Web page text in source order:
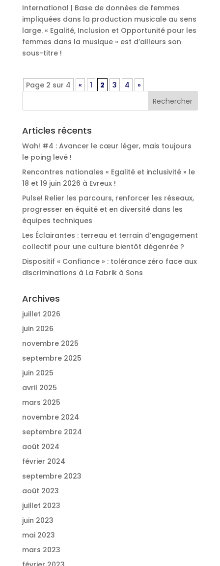
International | Base de données de femmes
impliquées dans la production musicale au sens
large. « Egalité, Inclusion et Opportunité pour les
femmes dans la musique » est d’ailleurs son
sous-titre !
Page 2 sur 4 « 1 2 3 4 »
Articles récents
Wah! #4 : Avancer le cœur léger, mais toujours
le poing levé !
Rencontres nationales « Egalité et inclusivité » le
18 et 19 juin 2026 à Evreux !
Pulse! Relier les parcours, renforcer les réseaux,
progresser en équité et en diversité dans les
équipes techniques
Les Éclairantes : terreau et terrain d’engagement
collectif pour une culture bientôt dégenrée ?
Dispositif « Confiance » : tolérance zéro face aux
discriminations à La Fabrik à Sons
Archives
juillet 2026
juin 2026
novembre 2025
septembre 2025
juin 2025
avril 2025
mars 2025
novembre 2024
septembre 2024
août 2024
février 2024
septembre 2023
août 2023
juillet 2023
juin 2023
mai 2023
mars 2023